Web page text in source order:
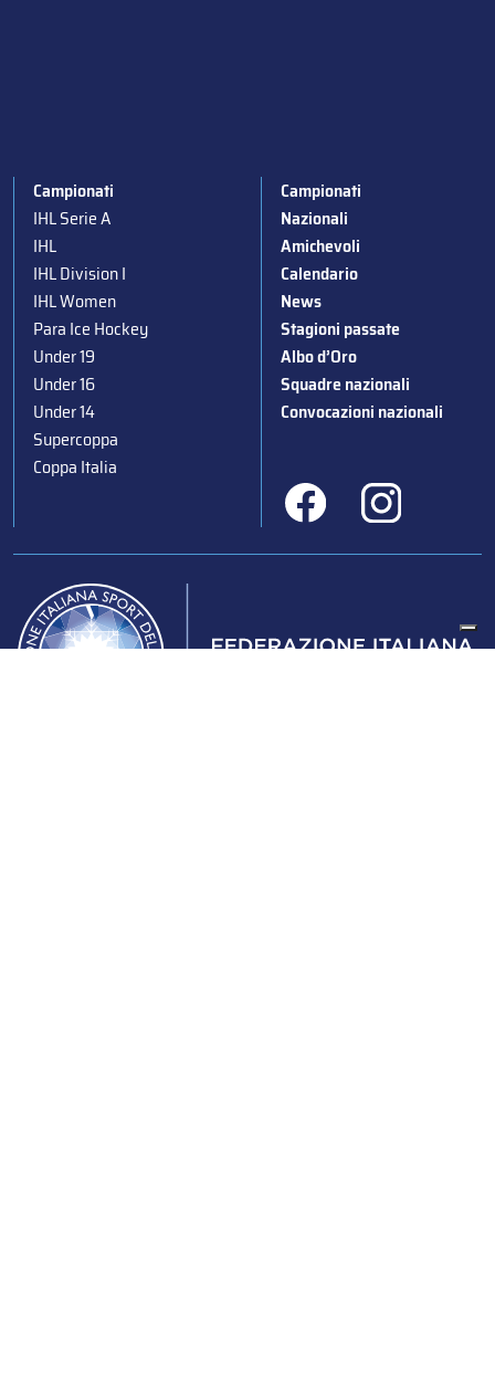
Campionati
IHL Serie A
IHL
IHL Division I
IHL Women
Para Ice Hockey
Under 19
Under 16
Under 14
Supercoppa
Coppa Italia
Campionati
Nazionali
Amichevoli
Calendario
News
Stagioni passate
Albo d’Oro
Squadre nazionali
Convocazioni nazionali